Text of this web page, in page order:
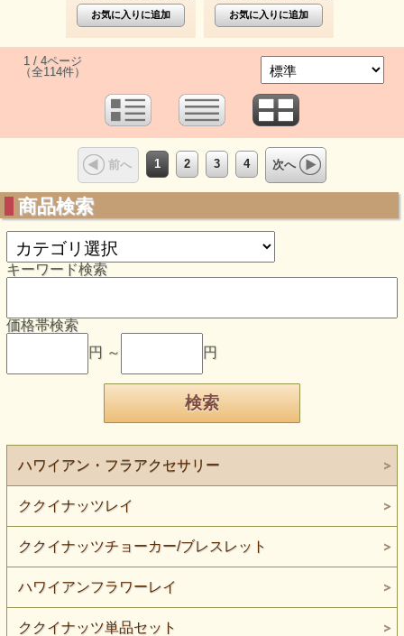
1 / 4ページ
（全114件）
前へ 1 2 3 4 次へ
商品検索
キーワード検索
価格帯検索
円 ～
円
ハワイアン・フラアクセサリー
ククイナッツレイ
ククイナッツチョーカー/ブレスレット
ハワイアンフラワーレイ
ククイナッツ単品セット